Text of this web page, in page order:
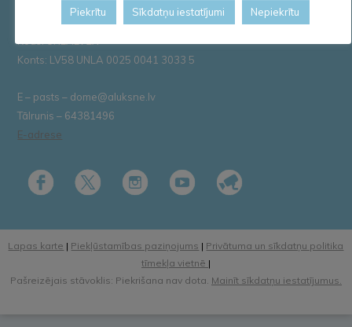
PVN reģ. Nr. LV 90000018622
AS „SEB banka”
Kods: UNLALV2X
Konts: LV58 UNLA 0025 0041 3033 5
E – pasts – dome@aluksne.lv
Tālrunis – 64381496
E-adrese
Lapas karte | Piekļūstamības paziņojums | Privātuma un sīkdatņu politika
tīmekļa vietnē |
Pašreizējais stāvoklis: Piekrišana nav dota. Mainīt sīkdatņu iestatījumus.
Piekrītu Sīkdatņu iestatījumi Nepiekrītu